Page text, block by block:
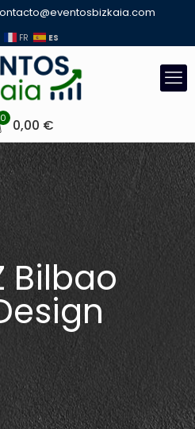
FR ES
0 0,00 €
Bilbao